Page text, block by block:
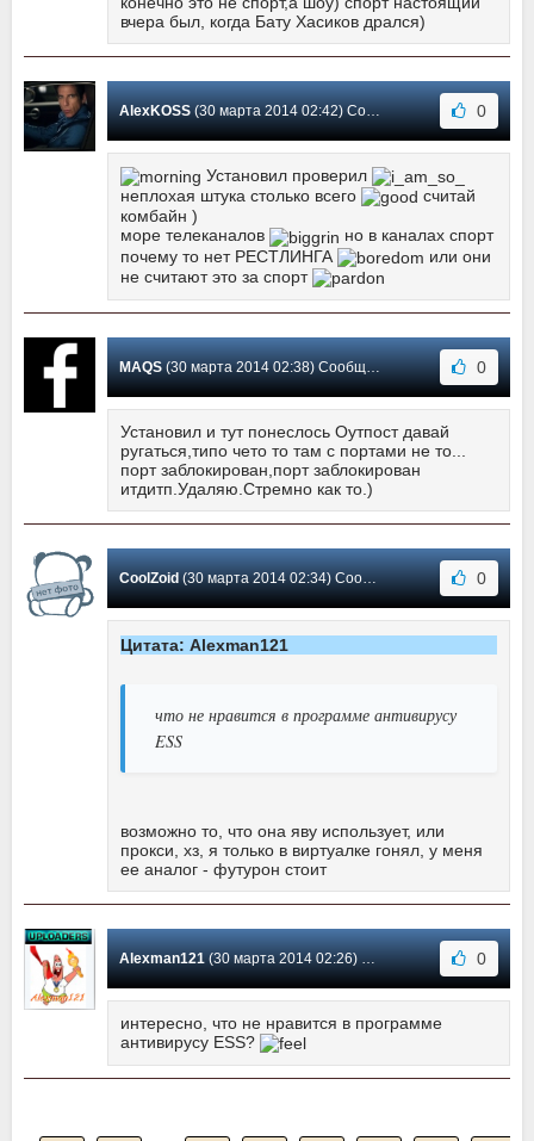
вчера был, когда Бату Хасиков дрался)
AlexKOSS(30 марта 2014 02:42) Сообщение #4 0
Установил проверил
неплохая штука столько всего
считай
комбайн )
море телеканалов
но в каналах спорт
почему то нет РЕСТЛИНГА
или они
не считают это за спорт
MAQS(30 марта 2014 02:38) Сообщение #3 0
Установил и тут понеслось Оутпост давай
ругаться,типо чето то там с портами не то...
порт заблокирован,порт заблокирован
итдитп.Удаляю.Стремно как то.)
CoolZoid(30 марта 2014 02:34) Сообщение #2 0
Цитата: Alexman121
что не нравится в программе антивирусу
ESS
возможно то, что она яву использует, или
прокси, хз, я только в виртуалке гонял, у меня
ее аналог - футурон стоит
Alexman121(30 марта 2014 02:26) Сообщение #1 0
интересно, что не нравится в программе
антивирусу ESS?